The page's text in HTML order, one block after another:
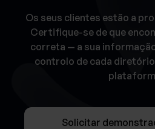
Os seus clientes estão a
Certifique-se de que
correta — a sua
controlo de cada
Solicitar